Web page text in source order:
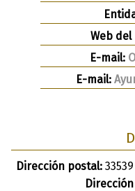
Web
E-mail:
E-mail:
Dirección postal: